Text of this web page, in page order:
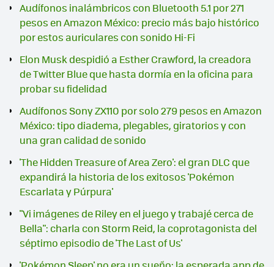
Audífonos inalámbricos con Bluetooth 5.1 por 271
pesos en Amazon México: precio más bajo histórico
por estos auriculares con sonido Hi-Fi
Elon Musk despidió a Esther Crawford, la creadora
de Twitter Blue que hasta dormía en la oficina para
probar su fidelidad
Audífonos Sony ZX110 por solo 279 pesos en Amazon
México: tipo diadema, plegables, giratorios y con
una gran calidad de sonido
'The Hidden Treasure of Area Zero': el gran DLC que
expandirá la historia de los exitosos 'Pokémon
Escarlata y Púrpura'
"Vi imágenes de Riley en el juego y trabajé cerca de
Bella": charla con Storm Reid, la coprotagonista del
séptimo episodio de 'The Last of Us'